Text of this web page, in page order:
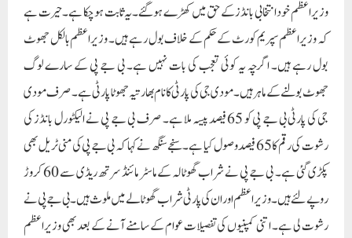
وزیراعظم خود انتخابی بانڈز کے حق میں کھڑے ہوگئے۔یہ ثابت ہو چکا ہے۔ حیرت ہے
کہ وزیر اعظم سپریم کورٹ کے حکم کے خلاف بول رہے ہیں۔ وزیراعظم بالکل جھوٹ
بول رہے ہیں۔ اگرچہ یہ کوئی تعجب کی بات نہیں ہے۔ بی جے پی کے سارے لوگ
جھوٹ بولنے کے ماہر ہیں۔ مودی جی کی پارٹی کا نام بھارتیہ جھوٹا پارٹی ہے۔صرف مودی
جی کی پارٹی بی جے پی کو 65 فیصد پیسہ ملا ہے۔ صرف بی جے پی نے الیکٹورل بانڈز کی
رشوت کی رقم کا 65 فیصد وصول کیا ہے۔سنجے سنگھ نے کہا کہ بی جے پی کی منی ٹریل بھی
پکڑی گئی ہے۔ بی جے پی نے شراب گھوٹالہ کے ماسٹر مائنڈ سرتھ ریڈی سے 60 کروڑ
روپے لئے ہیں۔ وزیراعظم اور ان کی پارٹی شراب گھوٹالے میں ملوث ہیں۔ بی جے پی نے
رشوت لی ہے۔ اتنی کمپنیوں کی تفصیلات عوام کے سامنے آنے کے بعد بھی وزیراعظم